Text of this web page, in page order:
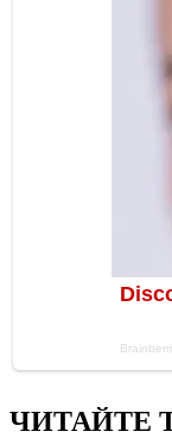
ЧИТАЙТЕ